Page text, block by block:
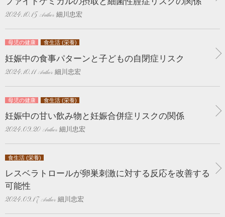
2024.10.15 細川忠宏
母児の健康 食生活 (栄養)
妊娠中の食事パターンと子どもの自閉症リスク
2024.10.11 細川忠宏
母児の健康 食生活 (栄養)
妊娠中の甘い飲み物と妊娠合併症リスクの関係
2024.09.20 細川忠宏
食生活 (栄養)
レスベラトロールが卵巣刺激に対する反応を改善する
可能性
2024.09.17 細川忠宏